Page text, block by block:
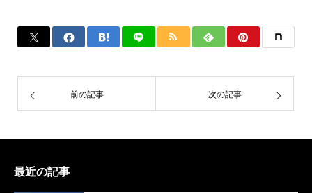
前の記事 次の記事
最近の記事